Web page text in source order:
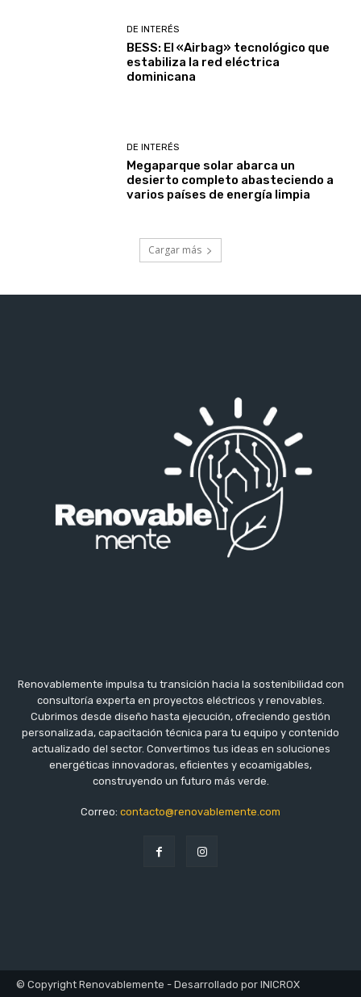
DE INTERÉS
BESS: El «Airbag» tecnológico que
estabiliza la red eléctrica
dominicana
DE INTERÉS
Megaparque solar abarca un
desierto completo abasteciendo a
varios países de energía limpia
Cargar más
Renovablemente impulsa tu transición hacia la sostenibilidad con
consultoría experta en proyectos eléctricos y renovables.
Cubrimos desde diseño hasta ejecución, ofreciendo gestión
personalizada, capacitación técnica para tu equipo y contenido
actualizado del sector. Convertimos tus ideas en soluciones
energéticas innovadoras, eficientes y ecoamigables,
construyendo un futuro más verde.
Correo: contacto@renovablemente.com
© Copyright Renovablemente - Desarrollado por INICROX